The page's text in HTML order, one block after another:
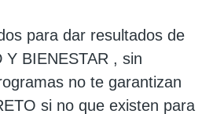
para dar resultados de
Y BIENESTAR , sin
no te garantizan
si no que existen para